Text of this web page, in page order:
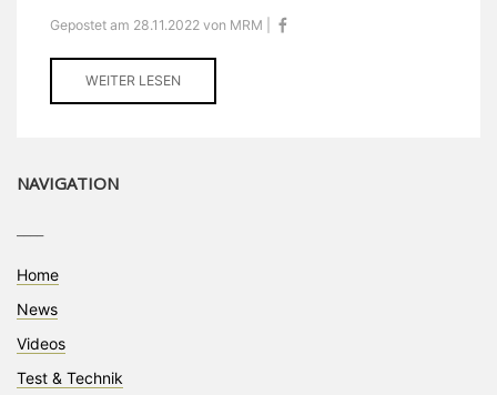
Gepostet am 28.11.2022 von MRM |
WEITER LESEN
NAVIGATION
Home
News
Videos
Test & Technik